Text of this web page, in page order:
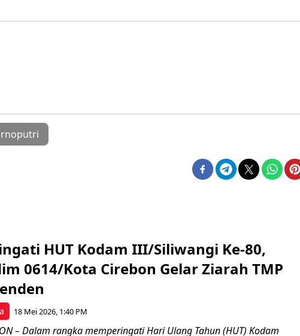
HUT Kodam III/Siliwangi Ke-80,
0614/Kota Cirebon Gelar Ziarah TMP
18 Mei 2026, 1:40 PM
– Dalam rangka memperingati Hari Ulang Tahun (HUT) Kodam